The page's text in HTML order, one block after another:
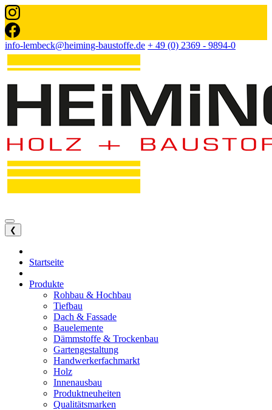
info-lembeck@heiming-baustoffe.de + 49 (0) 2369 - 9894-0
❮
Startseite
Produkte
Rohbau & Hochbau
Tiefbau
Dach & Fassade
Bauelemente
Dämmstoffe & Trockenbau
Gartengestaltung
Handwerkerfachmarkt
Holz
Innenausbau
Produktneuheiten
Qualitätsmarken